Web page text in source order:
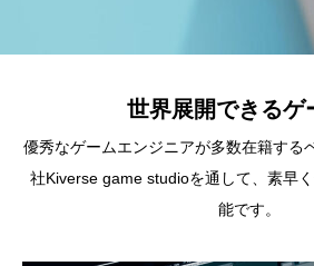
世界展開できるゲ
優秀なゲームエンジニアが多数在籍する
社Kiverse game studioを通して、素早
能です。